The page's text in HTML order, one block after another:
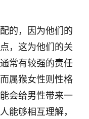
的，因为他们的
，这为他们的关
常有较强的责任
属猴女性则性格
会给男性带来一
能够相互理解，
15